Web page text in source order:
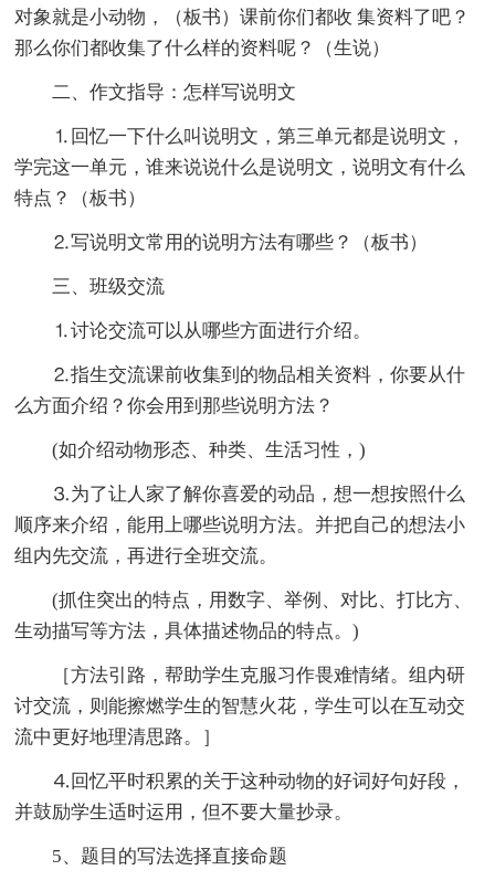
对象就是小动物，（板书）课前你们都收 集资料了吧？
那么你们都收集了什么样的资料呢？（生说）
二、作文指导：怎样写说明文
⒈回忆一下什么叫说明文，第三单元都是说明文，
学完这一单元，谁来说说什么是说明文，说明文有什么
特点？（板书）
⒉写说明文常用的说明方法有哪些？（板书）
三、班级交流
⒈讨论交流可以从哪些方面进行介绍。
⒉指生交流课前收集到的物品相关资料，你要从什
么方面介绍？你会用到那些说明方法？
(如介绍动物形态、种类、生活习性，)
⒊为了让人家了解你喜爱的动品，想一想按照什么
顺序来介绍，能用上哪些说明方法。并把自己的想法小
组内先交流，再进行全班交流。
(抓住突出的特点，用数字、举例、对比、打比方、
生动描写等方法，具体描述物品的特点。)
［方法引路，帮助学生克服习作畏难情绪。组内研
讨交流，则能擦燃学生的智慧火花，学生可以在互动交
流中更好地理清思路。］
⒋回忆平时积累的关于这种动物的好词好句好段，
并鼓励学生适时运用，但不要大量抄录。
5、题目的写法选择直接命题